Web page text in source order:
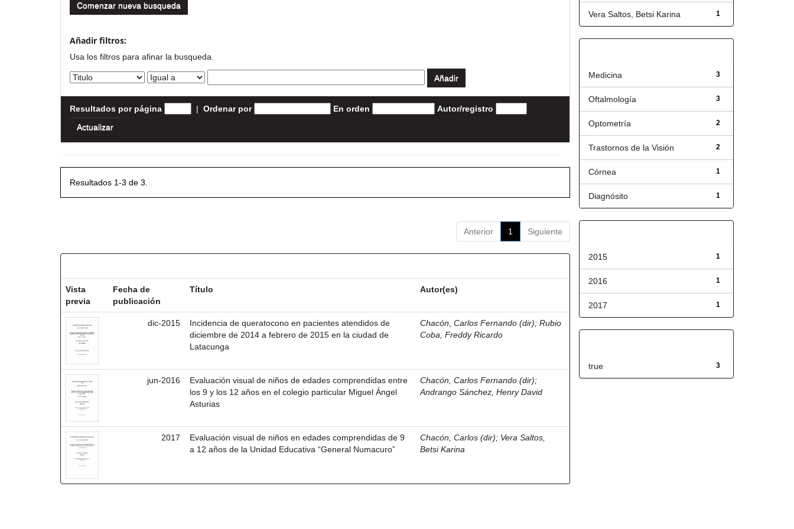
Comenzar nueva busqueda
Añadir filtros:
Usa los filtros para afinar la busqueda.
Resultados por página | Ordenar por En orden Autor/registro
Resultados 1-3 de 3.
Anterior 1 Siguiente
Vista
previa
Fecha de
publicación
Título Autor(es)
dic-2015
Incidencia de queratocono en pacientes atendidos de
diciembre de 2014 a febrero de 2015 en la ciudad de
Latacunga
Chacón, Carlos Fernando (dir);Rubio
Coba, Freddy Ricardo
jun-2016
Evaluación visual de niños de edades comprendidas entre
los 9 y los 12 años en el colegio particular Miguel Ángel
Asturias
Chacón, Carlos Fernando (dir);
Andrango Sánchez, Henry David
2017
Evaluación visual de niños en edades comprendidas de 9
a 12 años de la Unidad Educativa “General Numacuro”
Chacón, Carlos (dir); Vera Saltos,
Betsi Karina
1
Vera Saltos, Betsi Karina
3
Medicina
3
Oftalmología
2
Optometría
2
Trastornos de la Visión
1
Córnea
1
Diagnósito
1
2015
1
2016
1
2017
3
true